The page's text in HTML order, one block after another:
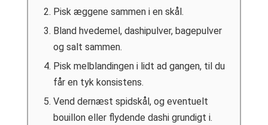
Pisk æggene sammen i en skål.
Bland hvedemel, dashipulver, bagepulver
og salt sammen.
Pisk melblandingen i lidt ad gangen, til du
får en tyk konsistens.
Vend dernæst spidskål, og eventuelt
bouillon eller flydende dashi grundigt i.